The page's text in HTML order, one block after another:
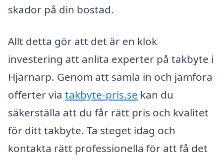
skador på din bostad.
Allt detta gör att det är en klok
investering att anlita experter på takbyte i
Hjärnarp. Genom att samla in och jämföra
offerter via takbyte-pris.se kan du
säkerställa att du får rätt pris och kvalitet
för ditt takbyte. Ta steget idag och
kontakta rätt professionella för att få det